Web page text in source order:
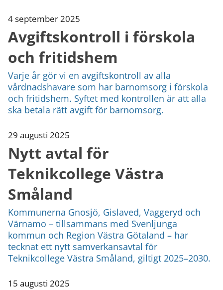
4 september 2025
Avgiftskontroll i förskola
och fritidshem
Varje år gör vi en avgiftskontroll av alla
vårdnadshavare som har barnomsorg i förskola
och fritidshem. Syftet med kontrollen är att alla
ska betala rätt avgift för barnomsorg.
29 augusti 2025
Nytt avtal för
Teknikcollege Västra
Småland
Kommunerna Gnosjö, Gislaved, Vaggeryd och
Värnamo – tillsammans med Svenljunga
kommun och Region Västra Götaland – har
tecknat ett nytt samverkansavtal för
Teknikcollege Västra Småland, giltigt 2025–2030.
15 augusti 2025